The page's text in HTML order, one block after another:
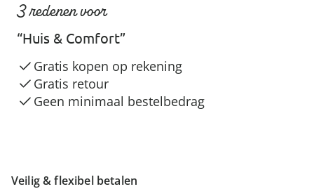
Veilig & flexibel betalen
3 redenen voor
“Huis & Comfort”
Gratis kopen op rekening
Gratis retour
Geen minimaal bestelbedrag